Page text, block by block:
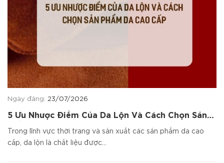
Ngày đăng: 23/07/2026
5 Ưu Nhược Điểm Của Da Lộn Và Cách Chọn Sản
Phẩm Da Cao Cấp
Trong lĩnh vực thời trang và sản xuất các sản phẩm da cao
cấp, da lộn là chất liệu được...